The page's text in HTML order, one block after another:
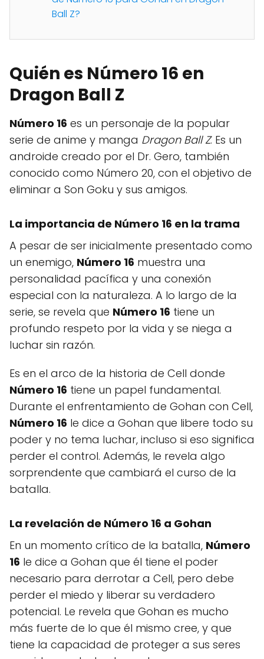
Ball Z?
Quién es Número 16 en
Dragon Ball Z
Número 16 es un personaje de la popular
serie de anime y manga Dragon Ball Z. Es un
androide creado por el Dr. Gero, también
conocido como Número 20, con el objetivo de
eliminar a Son Goku y sus amigos.
La importancia de Número 16 en la trama
A pesar de ser inicialmente presentado como
un enemigo, Número 16 muestra una
personalidad pacífica y una conexión
especial con la naturaleza. A lo largo de la
serie, se revela que Número 16 tiene un
profundo respeto por la vida y se niega a
luchar sin razón.
Es en el arco de la historia de Cell donde
Número 16 tiene un papel fundamental.
Durante el enfrentamiento de Gohan con Cell,
Número 16 le dice a Gohan que libere todo su
poder y no tema luchar, incluso si eso significa
perder el control. Además, le revela algo
sorprendente que cambiará el curso de la
batalla.
La revelación de Número 16 a Gohan
En un momento crítico de la batalla, Número
16 le dice a Gohan que él tiene el poder
necesario para derrotar a Cell, pero debe
perder el miedo y liberar su verdadero
potencial. Le revela que Gohan es mucho
más fuerte de lo que él mismo cree, y que
tiene la capacidad de proteger a sus seres